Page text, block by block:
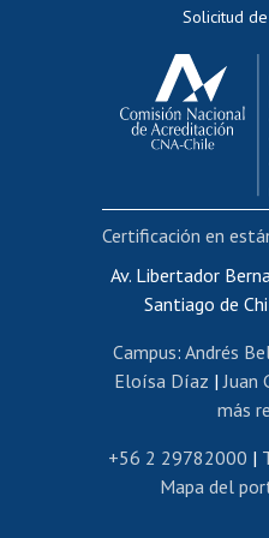
Cursos
Bienestar
Portal de
Certificado de
Editar
Revalidación y
Postulación al
Solicitud
Av. Libertador
Santiago de
Campus: Andrés
Eloísa Díaz | Juan
más
+56 2 29782000 |
Mapa del
Certificación en